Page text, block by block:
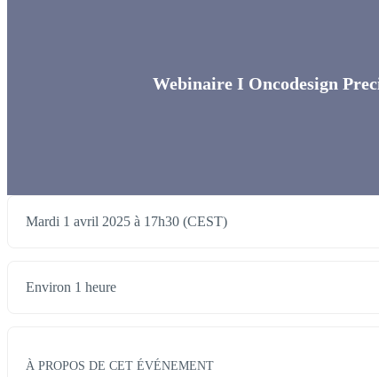
Webinaire I Oncodesign
Mardi 1 avril 2025 à 17h30 (CEST)
Environ 1 heure
À PROPOS DE CET ÉVÉNEMENT